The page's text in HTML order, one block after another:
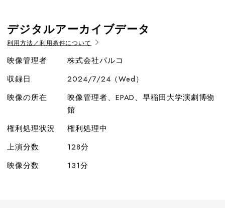
デジタルアーカイブデータ
利用方法／利用条件について
映像管理者
株式会社パルコ
収録日
2024/7/24（Wed）
映像の所在
映像管理者、EPAD、早稲田大学演劇博物
館
権利処理状況
権利処理中
上演分数
128分
映像分数
131分